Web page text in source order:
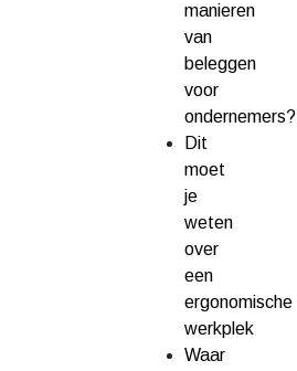
manieren
van
beleggen
voor
ondernemers?
Dit
moet
je
weten
over
een
ergonomische
werkplek
Waar